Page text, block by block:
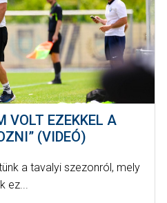
VOLT EZEKKEL A
(VIDEÓ)
a tavalyi szezonról, mely
ez...